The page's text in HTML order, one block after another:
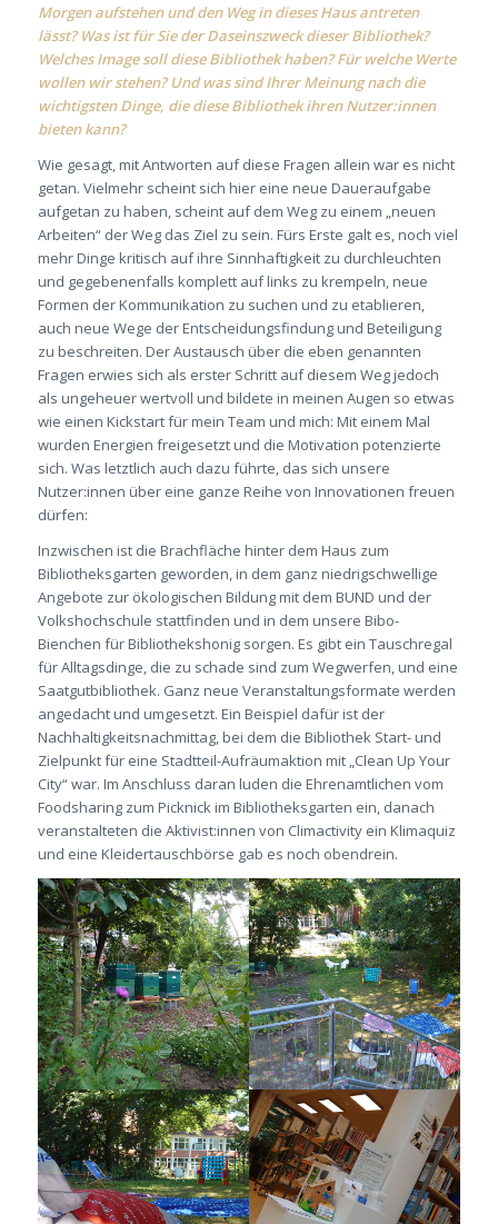
Morgen aufstehen und den Weg in dieses Haus antreten
lässt? Was ist für Sie der Daseinszweck dieser Bibliothek?
Welches Image soll diese Bibliothek haben? Für welche Werte
wollen wir stehen? Und was sind Ihrer Meinung nach die
wichtigsten Dinge, die diese Bibliothek ihren Nutzer:innen
bieten kann?
Wie gesagt, mit Antworten auf diese Fragen allein war es nicht
getan. Vielmehr scheint sich hier eine neue Daueraufgabe
aufgetan zu haben, scheint auf dem Weg zu einem „neuen
Arbeiten“ der Weg das Ziel zu sein. Fürs Erste galt es, noch viel
mehr Dinge kritisch auf ihre Sinnhaftigkeit zu durchleuchten
und gegebenenfalls komplett auf links zu krempeln, neue
Formen der Kommunikation zu suchen und zu etablieren,
auch neue Wege der Entscheidungsfindung und Beteiligung
zu beschreiten. Der Austausch über die eben genannten
Fragen erwies sich als erster Schritt auf diesem Weg jedoch
als ungeheuer wertvoll und bildete in meinen Augen so etwas
wie einen Kickstart für mein Team und mich: Mit einem Mal
wurden Energien freigesetzt und die Motivation potenzierte
sich. Was letztlich auch dazu führte, das sich unsere
Nutzer:innen über eine ganze Reihe von Innovationen freuen
dürfen:
Inzwischen ist die Brachfläche hinter dem Haus zum
Bibliotheksgarten geworden, in dem ganz niedrigschwellige
Angebote zur ökologischen Bildung mit dem BUND und der
Volkshochschule stattfinden und in dem unsere Bibo-
Bienchen für Bibliothekshonig sorgen. Es gibt ein Tauschregal
für Alltagsdinge, die zu schade sind zum Wegwerfen, und eine
Saatgutbibliothek. Ganz neue Veranstaltungsformate werden
angedacht und umgesetzt. Ein Beispiel dafür ist der
Nachhaltigkeitsnachmittag, bei dem die Bibliothek Start- und
Zielpunkt für eine Stadtteil-Aufräumaktion mit „Clean Up Your
City“ war. Im Anschluss daran luden die Ehrenamtlichen vom
Foodsharing zum Picknick im Bibliotheksgarten ein, danach
veranstalteten die Aktivist:innen von Climactivity ein Klimaquiz
und eine Kleidertauschbörse gab es noch obendrein.